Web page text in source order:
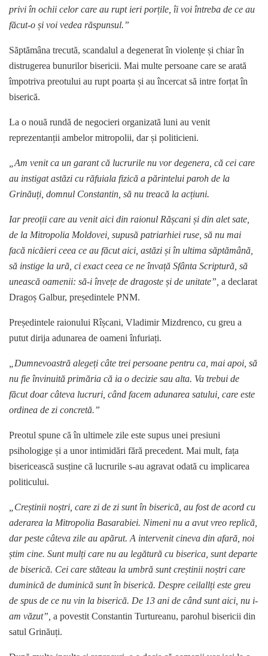
privi în ochii celor care au rupt ieri porțile, îi voi întreba de ce au
făcut-o și voi vedea răspunsul.”
Săptămâna trecută, scandalul a degenerat în violențe și chiar în
distrugerea bunurilor bisericii. Mai multe persoane care se arată
împotriva preotului au rupt poarta și au încercat să intre forțat în
biserică.
La o nouă rundă de negocieri organizată luni au venit
reprezentanții ambelor mitropolii, dar și politicieni.
„Am venit ca un garant că lucrurile nu vor degenera, că cei care
au instigat astăzi cu răfuiala fizică a părintelui paroh de la
Grinăuți, domnul Constantin, să nu treacă la acțiuni.
Iar preoții care au venit aici din raionul Rășcani și din alet sate,
de la Mitropolia Moldovei, supusă patriarhiei ruse, să nu mai
facă nicăieri ceea ce au făcut aici, astăzi și în ultima săptămână,
să instige la ură, ci exact ceea ce ne învață Sfânta Scriptură, să
unească oamenii: să-i învețe de dragoste și de unitate”, a declarat
Dragoș Galbur, președintele PNM.
Președintele raionului Rîșcani, Vladimir Mizdrenco, cu greu a
putut dirija adunarea de oameni înfuriați.
„Dumnevoastră alegeți câte trei persoane pentru ca, mai apoi, să
nu fie învinuită primăria că ia o decizie sau alta. Va trebui de
făcut doar câteva lucruri, când facem adunarea satului, care este
ordinea de zi concretă.”
Preotul spune că în ultimele zile este supus unei presiuni
psihologige și a unor intimidări fără precedent. Mai mult, fața
bisericească susține că lucrurile s-au agravat odată cu implicarea
politicului.
„Creștinii noștri, care zi de zi sunt în biserică, au fost de acord cu
aderarea la Mitropolia Basarabiei. Nimeni nu a avut vreo replică,
dar peste câteva zile au apărut. A intervenit cineva din afară, noi
știm cine. Sunt mulți care nu au legătură cu biserica, sunt departe
de biserică. Cei care stăteau la umbră sunt creștinii noștri care
duminică de duminică sunt în biserică. Despre ceilallți este greu
de spus de ce nu vin la biserică. De 13 ani de când sunt aici, nu i-
am văzut”, a povestit Constantin Turtureanu, parohul bisericii din
satul Grinăuți.